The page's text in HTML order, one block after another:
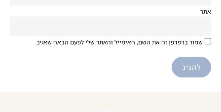
אתר
שמור בדפדפן זה את השם, האימייל והאתר שלי לפעם הבאה שאגיב.